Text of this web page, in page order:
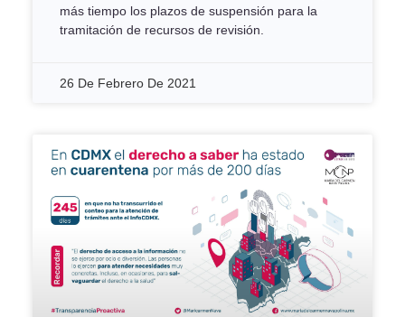
más tiempo los plazos de suspensión para la
tramitación de recursos de revisión.
26 De Febrero De 2021